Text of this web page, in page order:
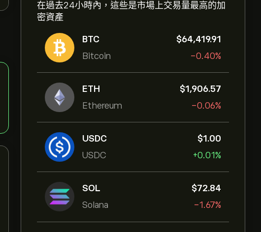
在過去24小時內，這些是市場上交易量最高的加
密資產
BTC
Bitcoin
‎$‎64,419.91
-0.40%
ETH
Ethereum
‎$‎1,906.57
-0.06%
USDC
USDC
‎$‎1.00
+0.01%
SOL
Solana
‎$‎72.84
-1.67%